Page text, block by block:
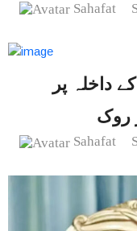
Sahafat
داخلہ پر
روک
Sahafat